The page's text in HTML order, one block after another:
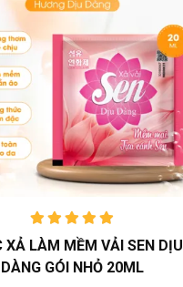
Được xếp
hạng5.00
trên 5
XẢ LÀM MỀM VẢI SEN DỊU
DÀNG GÓI NHỎ 20ML